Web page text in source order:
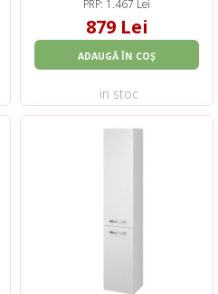
PRP: 1.467 Lei
879 Lei
ADAUGĂ ÎN COȘ
in stoc